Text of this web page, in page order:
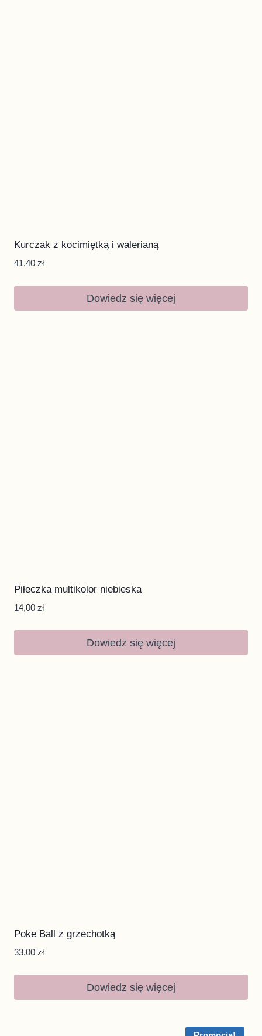
Kurczak z kocimiętką i walerianą
41,40 zł
Dowiedz się więcej
Piłeczka multikolor niebieska
14,00 zł
Dowiedz się więcej
Poke Ball z grzechotką
33,00 zł
Dowiedz się więcej